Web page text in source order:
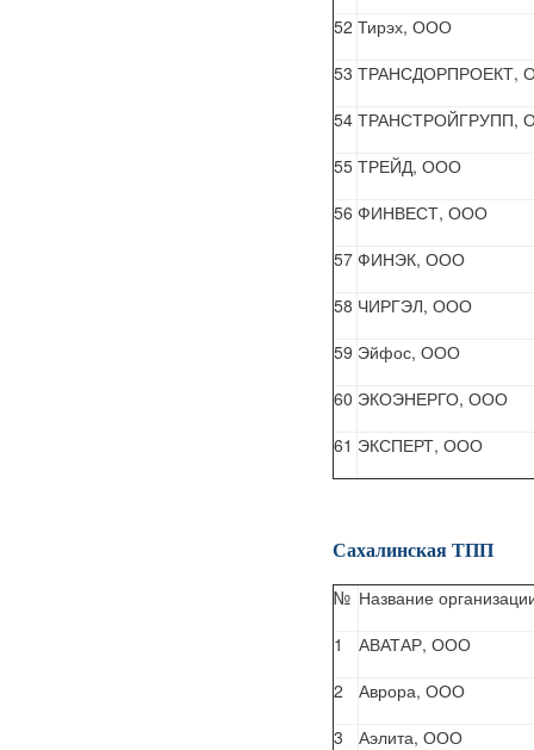
52 Тирэх, ООО
53 ТРАНСДОРПРОЕКТ,
54 ТРАНСТРОЙГРУПП,
55 ТРЕЙД, ООО
56 ФИНВЕСТ, ООО
57 ФИНЭК, ООО
58 ЧИРГЭЛ, ООО
59 Эйфос, ООО
60 ЭКОЭНЕРГО, ООО
61 ЭКСПЕРТ, ООО
Сахалинская ТПП
№ Название
1
АВАТАР, ООО
2
Аврора, ООО
3
Аэлита, ООО